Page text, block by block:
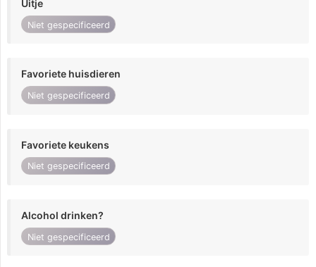
Uitje
Niet gespecificeerd
Favoriete huisdieren
Niet gespecificeerd
Favoriete keukens
Niet gespecificeerd
Alcohol drinken?
Niet gespecificeerd